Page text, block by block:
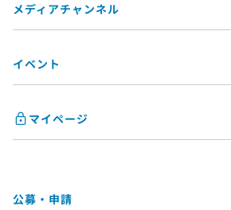
メディアチャンネル
イベント
マイページ
公募・申請